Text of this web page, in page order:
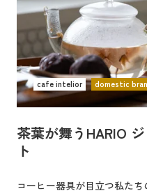
茶葉が舞うHARIO
ト
コーヒー器具が目立つ私た
cafe intelior domestic